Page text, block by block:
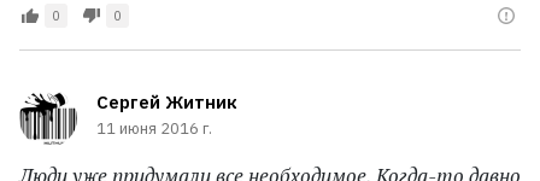
0 0
Сергей Житник
11 июня 2016 г.
Люди уже придумали все необходимое. Когда-то давно